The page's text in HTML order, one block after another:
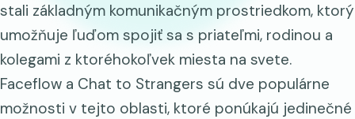
stali základným komunikačným prostriedkom, ktorý
umožňuje ľuďom spojiť sa s priateľmi, rodinou a
kolegami z ktoréhokoľvek miesta na svete.
Faceflow a Chat to Strangers sú dve populárne
možnosti v tejto oblasti, ktoré ponúkajú jedinečné